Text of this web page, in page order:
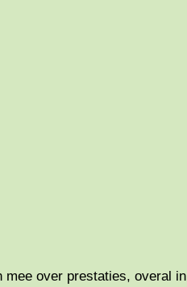
mee over prestaties, overal in